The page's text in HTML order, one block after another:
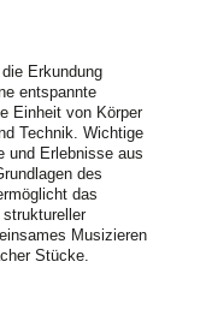
Erkundung
entspannte
Einheit von Körper
Technik. Wichtige
und Erlebnisse aus
des
das
struktureller
Musizieren
Stücke.